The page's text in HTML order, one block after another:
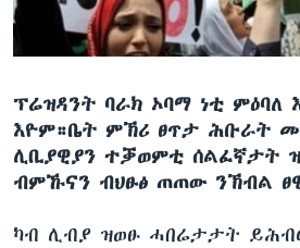
ቂሔ ጽልሚ
ቋንቋታት
ፕሬዝዳንት ባራክ ኦባማ ነቲ ምዕባለ
እዮም።ቤት ምኽሪ ፀጥታ ሕቡራት
ሊቢያዊያን ተቓወምቲ ሰልፈኛታት
ብምኹናን ብህፁፅ ጠጠው ንኽብል
ካብ ሊብያ ዝወፁ ሓበሬታታት